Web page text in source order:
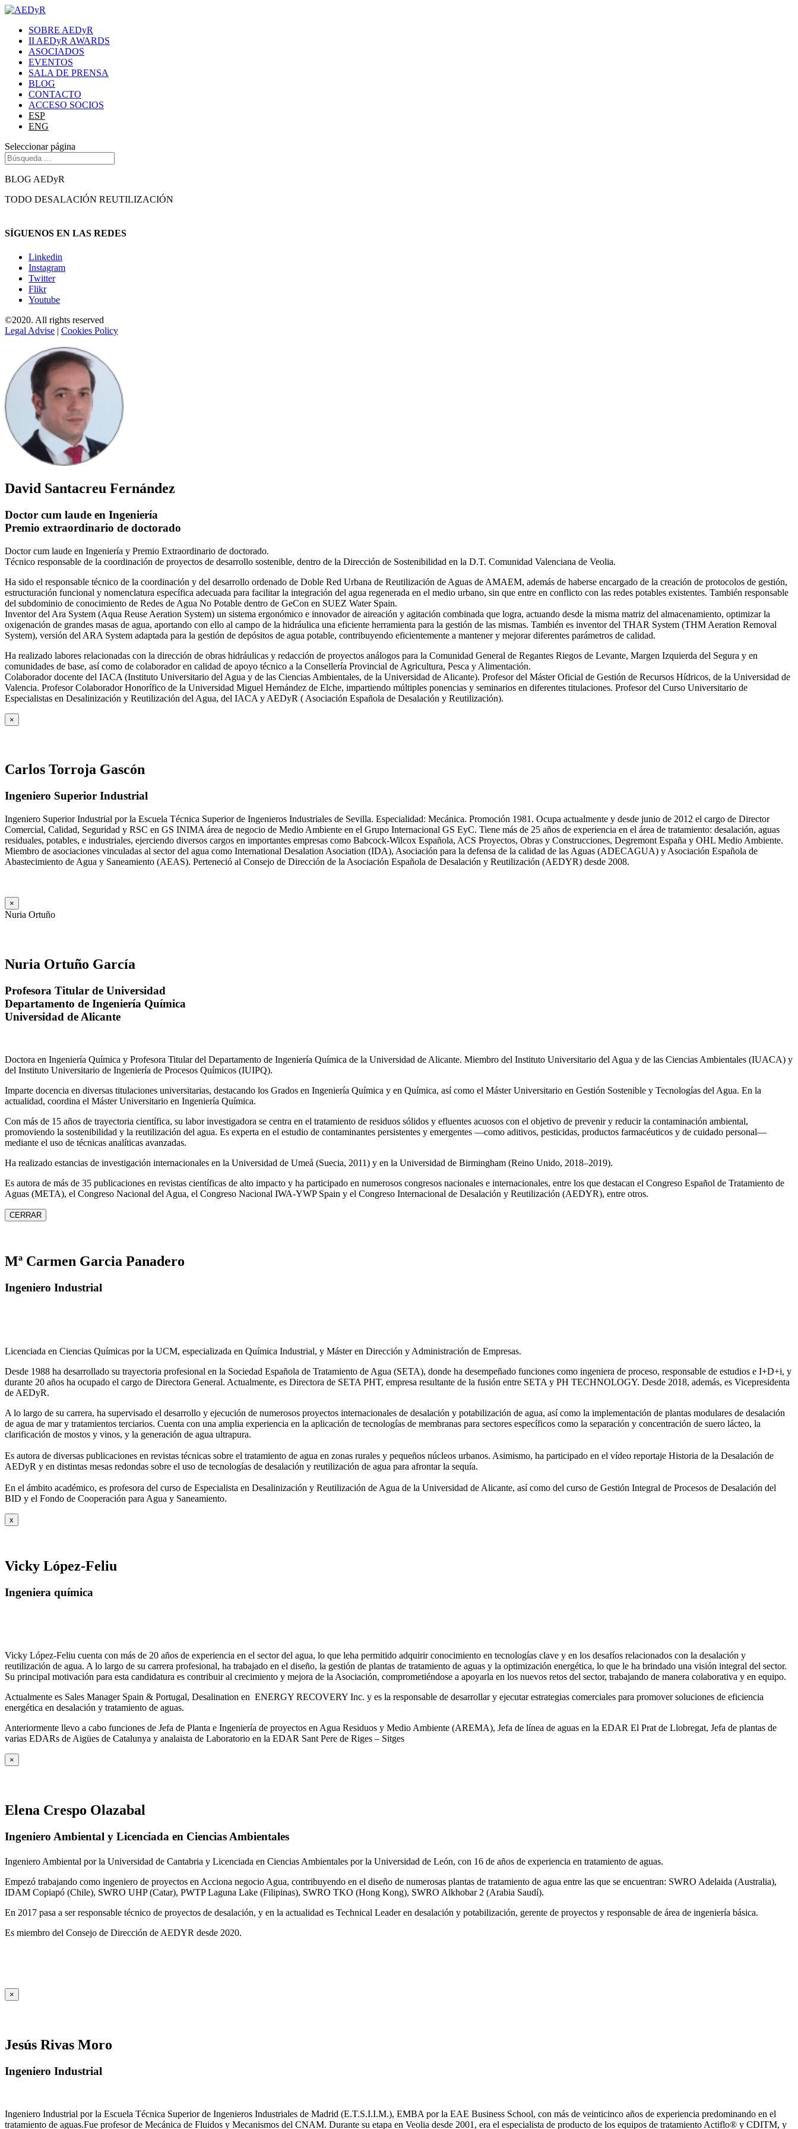
SOBRE AEDyR
II AEDyR AWARDS
ASOCIADOS
EVENTOS
SALA DE PRENSA
BLOG
CONTACTO
ACCESO SOCIOS
ESP
ENG
Seleccionar página
BLOG AEDyR
TODO DESALACIÓN REUTILIZACIÓN
SÍGUENOS EN LAS REDES
Linkedin
Instagram
Twitter
Flikr
Youtube
©2020. All rights reserved
Legal Advise | Cookies Policy
David Santacreu Fernández
Doctor cum laude en Ingeniería
Premio extraordinario de doctorado
Doctor cum laude en Ingeniería y Premio Extraordinario de doctorado.
Técnico responsable de la coordinación de proyectos de desarrollo sostenible, dentro de la Dirección de Sostenibilidad en la D.T. Comunidad Valenciana de Veolia.
Ha sido el responsable técnico de la coordinación y del desarrollo ordenado de Doble Red Urbana de Reutilización de Aguas de AMAEM, además de haberse encargado de la creación de protocolos de gestión,
estructuración funcional y nomenclatura específica adecuada para facilitar la integración del agua regenerada en el medio urbano, sin que entre en conflicto con las redes potables existentes. También responsable
del subdominio de conocimiento de Redes de Agua No Potable dentro de GeCon en SUEZ Water Spain.
Inventor del Ara System (Aqua Reuse Aeration System) un sistema ergonómico e innovador de aireación y agitación combinada que logra, actuando desde la misma matriz del almacenamiento, optimizar la
oxigenación de grandes masas de agua, aportando con ello al campo de la hidráulica una eficiente herramienta para la gestión de las mismas. También es inventor del THAR System (THM Aeration Removal
System), versión del ARA System adaptada para la gestión de depósitos de agua potable, contribuyendo eficientemente a mantener y mejorar diferentes parámetros de calidad.
Ha realizado labores relacionadas con la dirección de obras hidráulicas y redacción de proyectos análogos para la Comunidad General de Regantes Riegos de Levante, Margen Izquierda del Segura y en
comunidades de base, así como de colaborador en calidad de apoyo técnico a la Consellería Provincial de Agricultura, Pesca y Alimentación.
Colaborador docente del IACA (Instituto Universitario del Agua y de las Ciencias Ambientales, de la Universidad de Alicante). Profesor del Máster Oficial de Gestión de Recursos Hídricos, de la Universidad de
Valencia. Profesor Colaborador Honorífico de la Universidad Miguel Hernández de Elche, impartiendo múltiples ponencias y seminarios en diferentes titulaciones. Profesor del Curso Universitario de
Especialistas en Desalinización y Reutilización del Agua, del IACA y AEDyR ( Asociación Española de Desalación y Reutilización).
×
Carlos Torroja Gascón
Ingeniero Superior Industrial
Ingeniero Superior Industrial por la Escuela Técnica Superior de Ingenieros Industriales de Sevilla. Especialidad: Mecánica. Promoción 1981. Ocupa actualmente y desde junio de 2012 el cargo de Director
Comercial, Calidad, Seguridad y RSC en GS INIMA área de negocio de Medio Ambiente en el Grupo Internacional GS EyC. Tiene más de 25 años de experiencia en el área de tratamiento: desalación, aguas
residuales, potables, e industriales, ejerciendo diversos cargos en importantes empresas como Babcock-Wilcox Española, ACS Proyectos, Obras y Construcciones, Degremont España y OHL Medio Ambiente.
Miembro de asociaciones vinculadas al sector del agua como International Desalation Asociation (IDA), Asociación para la defensa de la calidad de las Aguas (ADECAGUA) y Asociación Española de
Abastecimiento de Agua y Saneamiento (AEAS). Perteneció al Consejo de Dirección de la Asociación Española de Desalación y Reutilización (AEDYR) desde 2008.
×
Nuria Ortuño
Nuria Ortuño García
Profesora Titular de Universidad
Departamento de Ingeniería Química
Universidad de Alicante
Doctora en Ingeniería Química y Profesora Titular del Departamento de Ingeniería Química de la Universidad de Alicante. Miembro del Instituto Universitario del Agua y de las Ciencias Ambientales (IUACA) y
del Instituto Universitario de Ingeniería de Procesos Químicos (IUIPQ).
Imparte docencia en diversas titulaciones universitarias, destacando los Grados en Ingeniería Química y en Química, así como el Máster Universitario en Gestión Sostenible y Tecnologías del Agua. En la
actualidad, coordina el Máster Universitario en Ingeniería Química.
Con más de 15 años de trayectoria científica, su labor investigadora se centra en el tratamiento de residuos sólidos y efluentes acuosos con el objetivo de prevenir y reducir la contaminación ambiental,
promoviendo la sostenibilidad y la reutilización del agua. Es experta en el estudio de contaminantes persistentes y emergentes —como aditivos, pesticidas, productos farmacéuticos y de cuidado personal—
mediante el uso de técnicas analíticas avanzadas.
Ha realizado estancias de investigación internacionales en la Universidad de Umeå (Suecia, 2011) y en la Universidad de Birmingham (Reino Unido, 2018–2019).
Es autora de más de 35 publicaciones en revistas científicas de alto impacto y ha participado en numerosos congresos nacionales e internacionales, entre los que destacan el Congreso Español de Tratamiento de
Aguas (META), el Congreso Nacional del Agua, el Congreso Nacional IWA‑YWP Spain y el Congreso Internacional de Desalación y Reutilización (AEDYR), entre otros.
CERRAR
Mª Carmen Garcia Panadero
Ingeniero Industrial
Licenciada en Ciencias Químicas por la UCM, especializada en Química Industrial, y Máster en Dirección y Administración de Empresas.
Desde 1988 ha desarrollado su trayectoria profesional en la Sociedad Española de Tratamiento de Agua (SETA), donde ha desempeñado funciones como ingeniera de proceso, responsable de estudios e I+D+i, y
durante 20 años ha ocupado el cargo de Directora General. Actualmente, es Directora de SETA PHT, empresa resultante de la fusión entre SETA y PH TECHNOLOGY. Desde 2018, además, es Vicepresidenta
de AEDyR.
A lo largo de su carrera, ha supervisado el desarrollo y ejecución de numerosos proyectos internacionales de desalación y potabilización de agua, así como la implementación de plantas modulares de desalación
de agua de mar y tratamientos terciarios. Cuenta con una amplia experiencia en la aplicación de tecnologías de membranas para sectores específicos como la separación y concentración de suero lácteo, la
clarificación de mostos y vinos, y la generación de agua ultrapura.
Es autora de diversas publicaciones en revistas técnicas sobre el tratamiento de agua en zonas rurales y pequeños núcleos urbanos. Asimismo, ha participado en el vídeo reportaje Historia de la Desalación de
AEDyR y en distintas mesas redondas sobre el uso de tecnologías de desalación y reutilización de agua para afrontar la sequía.
En el ámbito académico, es profesora del curso de Especialista en Desalinización y Reutilización de Agua de la Universidad de Alicante, así como del curso de Gestión Integral de Procesos de Desalación del
BID y el Fondo de Cooperación para Agua y Saneamiento.
x
Vicky López-Feliu
Ingeniera química
Vicky López-Feliu cuenta con más de 20 años de experiencia en el sector del agua, lo que leha permitido adquirir conocimiento en tecnologías clave y en los desafíos relacionados con la desalación y
reutilización de agua. A lo largo de su carrera profesional, ha trabajado en el diseño, la gestión de plantas de tratamiento de aguas y la optimización energética, lo que le ha brindado una visión integral del sector.
Su principal motivación para esta candidatura es contribuir al crecimiento y mejora de la Asociación, comprometiéndose a apoyarla en los nuevos retos del sector, trabajando de manera colaborativa y en equipo.
Actualmente es Sales Manager Spain & Portugal, Desalination en ENERGY RECOVERY Inc. y es la responsable de desarrollar y ejecutar estrategias comerciales para promover soluciones de eficiencia
energética en desalación y tratamiento de aguas.
Anteriormente llevo a cabo funciones de Jefa de Planta e Ingeniería de proyectos en Agua Residuos y Medio Ambiente (AREMA), Jefa de línea de aguas en la EDAR El Prat de Llobregat, Jefa de plantas de
varias EDARs de Aigües de Catalunya y analaista de Laboratorio en la EDAR Sant Pere de Riges – Sitges
×
Elena Crespo Olazabal
Ingeniero Ambiental y Licenciada en Ciencias Ambientales
Ingeniero Ambiental por la Universidad de Cantabria y Licenciada en Ciencias Ambientales por la Universidad de León, con 16 de años de experiencia en tratamiento de aguas.
Empezó trabajando como ingeniero de proyectos en Acciona negocio Agua, contribuyendo en el diseño de numerosas plantas de tratamiento de agua entre las que se encuentran: SWRO Adelaida (Australia),
IDAM Copiapó (Chile), SWRO UHP (Catar), PWTP Laguna Lake (Filipinas), SWRO TKO (Hong Kong), SWRO Alkhobar 2 (Arabia Saudí).
En 2017 pasa a ser responsable técnico de proyectos de desalación, y en la actualidad es Technical Leader en desalación y potabilización, gerente de proyectos y responsable de área de ingeniería básica.
Es miembro del Consejo de Dirección de AEDYR desde 2020.
×
Jesús Rivas Moro
Ingeniero Industrial
Ingeniero Industrial por la Escuela Técnica Superior de Ingenieros Industriales de Madrid (E.T.S.I.I.M.), EMBA por la EAE Business School, con más de veinticinco años de experiencia predominando en el
tratamiento de aguas.Fue profesor de Mecánica de Fluidos y Mecanismos del CNAM. Durante su etapa en Veolia desde 2001, era el especialista de producto de los equipos de tratamiento Actiflo® y CDITM, y